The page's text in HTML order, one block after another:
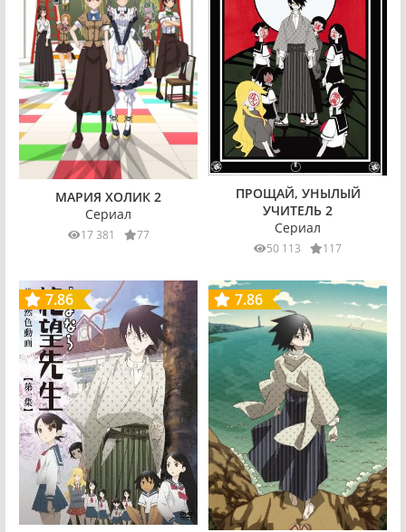
МАРИЯ ХОЛИК 2
Сериал
17 381 77
ПРОЩАЙ, УНЫЛЫЙ
УЧИТЕЛЬ 2
Сериал
50 113 117
7.86 7.86